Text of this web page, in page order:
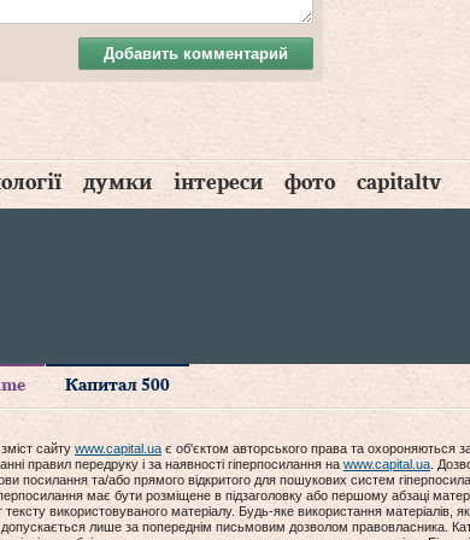
Добавить комментарий
думки інтереси фото capitaltv
Капитал 500
сайту www.capital.ua є об'єктом авторського права та охороняються
правил передруку і за наявності гіперпосилання на www.capital.ua .
посилання та/або прямого відкритого для пошукових систем
має бути розміщене в підзаголовку або першому абзаці
використовуваного матеріалу. Будь-яке використання матеріалів,
лише за попереднім письмовим дозволом правовласника.